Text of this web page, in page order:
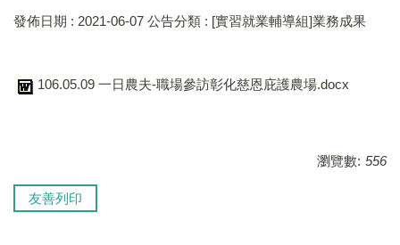
學生申訴及再申訴制度
發佈日期 : 2021-06-07 公告分類 : [實習就業輔導組]業務成果
106.05.09 一日農夫-職場參訪彰化慈恩庇護農場.docx
瀏覽數: 556
友善列印